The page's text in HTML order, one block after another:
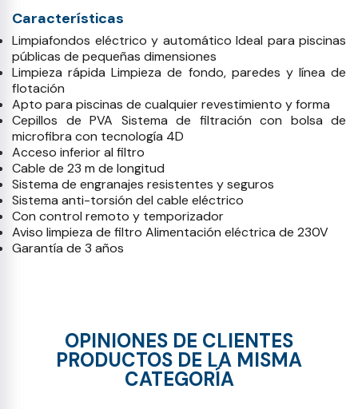
Características
Limpiafondos eléctrico y automático Ideal para piscinas
públicas de pequeñas dimensiones
Limpieza rápida Limpieza de fondo, paredes y línea de
flotación
Apto para piscinas de cualquier revestimiento y forma
Cepillos de PVA Sistema de filtración con bolsa de
microfibra con tecnología 4D
Acceso inferior al filtro
Cable de 23 m de longitud
Sistema de engranajes resistentes y seguros
Sistema anti-torsión del cable eléctrico
Con control remoto y temporizador
Aviso limpieza de filtro Alimentación eléctrica de 230V
Garantía de 3 años
OPINIONES DE CLIENTES
PRODUCTOS DE LA MISMA
CATEGORÍA